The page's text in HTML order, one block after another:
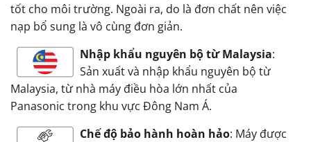
tốt cho môi trường. Ngoài ra, do là đơn chất nên việc
nạp bổ sung là vô cùng đơn giản.
Nhập khẩu nguyên bộ từ Malaysia:
Sản xuất và nhập khẩu nguyên bộ từ
Malaysia, từ nhà máy điều hòa lớn nhất của
Panasonic trong khu vực Đông Nam Á.
Chế độ bảo hành hoàn hảo: Máy được